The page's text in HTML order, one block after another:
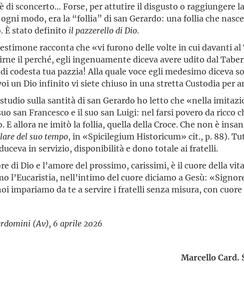
di sconcerto… Forse, per attutire il disgusto o raggiungere
modo, era la “follia” di san Gerardo: una follia che
È stato definito il pazzerello di Dio.
racconta che «vi furono delle volte in cui davanti
il perché, egli ingenuamente diceva avere udito dal
codesta tua pazzia! Alla quale voce egli medesimo diceva
un Dio infinito vi siete chiuso in una stretta Custodia per
sulla santità di san Gerardo ho letto che «nella
san Francesco e il suo san Luigi: nel farsi povero da
E allora ne imitò la follia, quella della Croce. Che non è
del suo tempo, in «Spicilegium Historicum» cit., p. 88).
in servizio, disponibilità e dono totale ai fratelli.
di Dio e l’amore del prossimo, carissimi, è il cuore della
l’Eucaristia, nell’intimo del cuore diciamo a Gesù:
impariamo da te a servire i fratelli senza misura, con
(Av), 6 aprile 2026
Marcello Card.